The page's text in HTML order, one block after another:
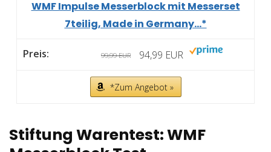
WMF Impulse Messerblock mit Messerset
7teilig, Made in Germany...*
99,99 EUR 94,99 EUR
*Zum Angebot »
Stiftung Warentest: WMF